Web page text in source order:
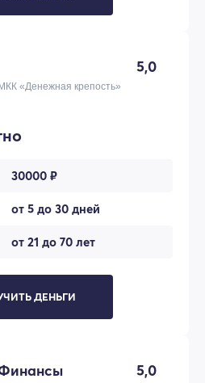
5,0
«Денежная крепость»
30000 ₽
от 5 до 30 дней
от 21 до 70 лет
ДЕНЬГИ
5,0